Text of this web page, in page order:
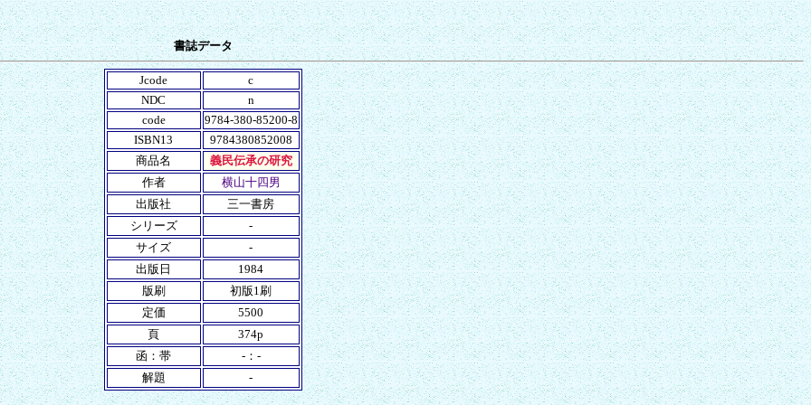
書誌データ
Jcode
c
NDC
n
code
9784-380-85200-8
ISBN13
9784380852008
商品名
義民伝承の研究
作者
横山十四男
出版社
三一書房
シリーズ
-
サイズ
-
出版日
1984
版刷
初版1刷
定価
5500
頁
374p
函：帯
-：-
解題
-